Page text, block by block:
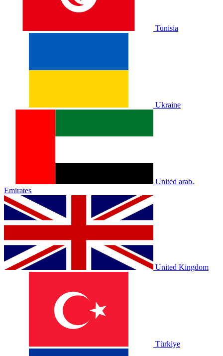
Tunisia
Ukraine
United arab.
Emirates
United Kingdom
Türkiye